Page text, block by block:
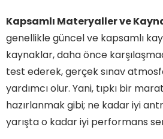
Kapsamlı Materyaller ve
genellikle güncel ve kapsamlı
kaynaklar, daha önce
test ederek, gerçek sınav
yardımcı olur. Yani, tıpkı bir
hazırlanmak gibi; ne kadar iyi
yarışta o kadar iyi performans